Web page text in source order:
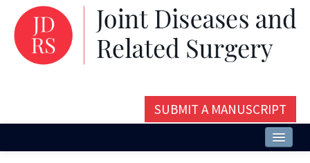
SUBMIT A MANUSCRIPT